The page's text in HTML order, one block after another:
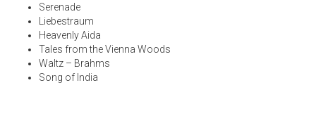
Serenade
Liebestraum
Heavenly Aida
Tales from the Vienna Woods
Waltz – Brahms
Song of India